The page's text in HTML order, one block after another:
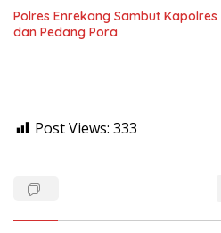
Polres Enrekang Sambut
dan Pedang Pora
Post Views: 333